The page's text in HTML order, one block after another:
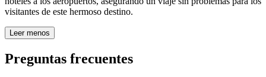
visitantes de este hermoso destino.
Leer menos
Preguntas frecuentes